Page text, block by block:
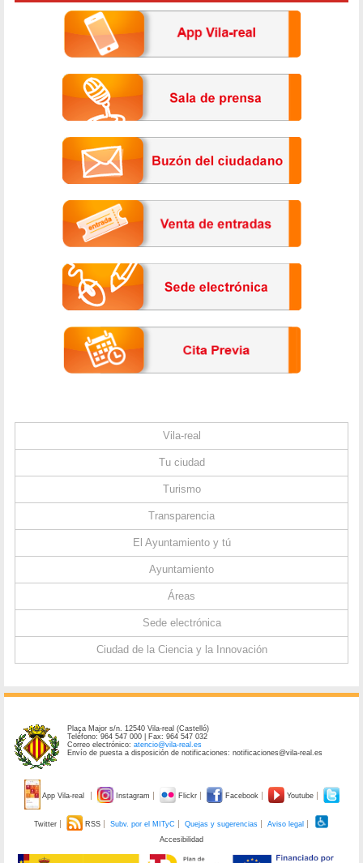
Vila-real
Tu ciudad
Turismo
Transparencia
El Ayuntamiento y tú
Ayuntamiento
Áreas
Sede electrónica
Ciudad de la Ciencia y la Innovación
Plaça Major s/n. 12540 Vila-real (Castelló)
Teléfono: 964 547 000 | Fax: 964 547 032
Correo electrónico:atencio@vila-real.es
Envío de puesta a disposición de notificaciones: notificaciones@vila-real.es
App Vila-real Instagram Flickr Facebook Youtube
Twitter RSS Subv. por el MITyC Quejas y sugerencias
Aviso legal
Accesibilidad